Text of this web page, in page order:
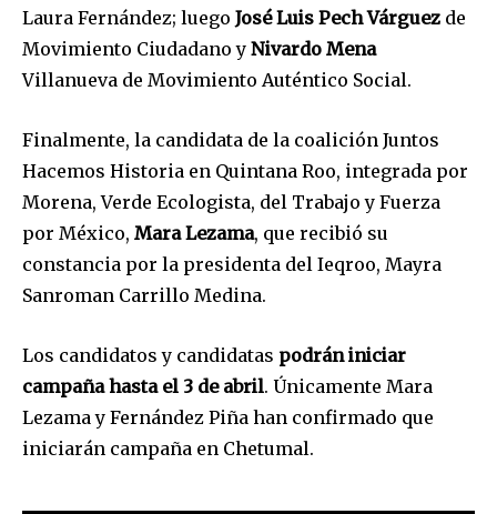
Laura Fernández; luego José Luis Pech Várguez de
Movimiento Ciudadano y Nivardo Mena
Villanueva de Movimiento Auténtico Social.
Finalmente, la candidata de la coalición Juntos
Hacemos Historia en Quintana Roo, integrada por
Morena, Verde Ecologista, del Trabajo y Fuerza
por México, Mara Lezama, que recibió su
constancia por la presidenta del Ieqroo, Mayra
Sanroman Carrillo Medina.
Los candidatos y candidatas podrán iniciar
campaña hasta el 3 de abril. Únicamente Mara
Lezama y Fernández Piña han confirmado que
iniciarán campaña en Chetumal.